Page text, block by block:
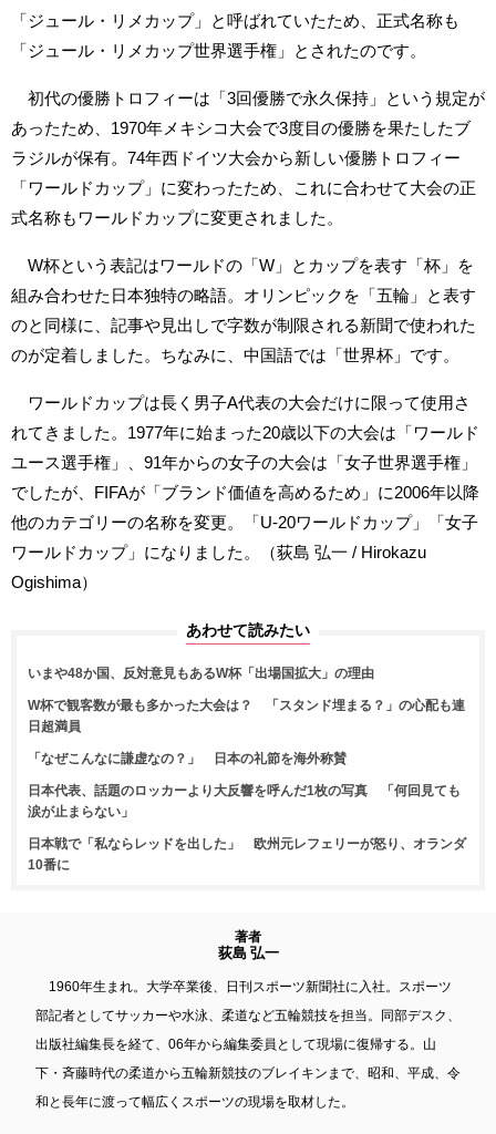
「ジュール・リメカップ」と呼ばれていたため、正式名称も
「ジュール・リメカップ世界選手権」とされたのです。
初代の優勝トロフィーは「3回優勝で永久保持」という規定が
あったため、1970年メキシコ大会で3度目の優勝を果たしたブ
ラジルが保有。74年西ドイツ大会から新しい優勝トロフィー
「ワールドカップ」に変わったため、これに合わせて大会の正
式名称もワールドカップに変更されました。
W杯という表記はワールドの「W」とカップを表す「杯」を
組み合わせた日本独特の略語。オリンピックを「五輪」と表す
のと同様に、記事や見出しで字数が制限される新聞で使われた
のが定着しました。ちなみに、中国語では「世界杯」です。
ワールドカップは長く男子A代表の大会だけに限って使用さ
れてきました。1977年に始まった20歳以下の大会は「ワールド
ユース選手権」、91年からの女子の大会は「女子世界選手権」
でしたが、FIFAが「ブランド価値を高めるため」に2006年以降
他のカテゴリーの名称を変更。「U-20ワールドカップ」「女子
ワールドカップ」になりました。（荻島 弘一 / Hirokazu
Ogishima）
あわせて読みたい
いまや48か国、反対意見もあるW杯「出場国拡大」の理由
W杯で観客数が最も多かった大会は？ 「スタンド埋まる？」の心配も連
日超満員
「なぜこんなに謙虚なの？」 日本の礼節を海外称賛
日本代表、話題のロッカーより大反響を呼んだ1枚の写真 「何回見ても
涙が止まらない」
日本戦で「私ならレッドを出した」 欧州元レフェリーが怒り、オランダ
10番に
著者
荻島 弘一
1960年生まれ。大学卒業後、日刊スポーツ新聞社に入社。スポーツ
部記者としてサッカーや水泳、柔道など五輪競技を担当。同部デスク、
出版社編集長を経て、06年から編集委員として現場に復帰する。山
下・斉藤時代の柔道から五輪新競技のブレイキンまで、昭和、平成、令
和と長年に渡って幅広くスポーツの現場を取材した。